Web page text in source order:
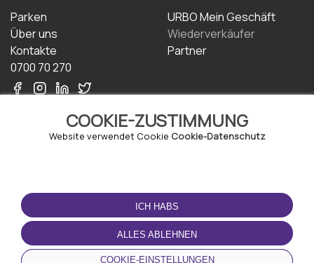
COOKIE-ZUSTIMMUNG
Website verwendet Cookie Cookie-Datenschutz
ICH HABS
ALLES ABLEHNEN
COOKIE-EINSTELLUNGEN
Parken
Über uns
Kontakte
0700 70 270
URBO Mein Geschäft
Wiederverkäufer
Partner
NUTZUNGSBEDINGUNGEN
Geschäftsbedingungen
Datenschutz-
Bestimmungen
Cookie-Richtlinie
LADEN SIE DIE APP
HERUNTER